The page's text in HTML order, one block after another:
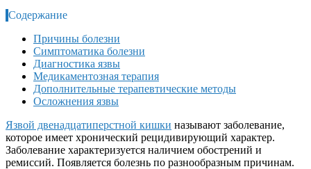
Содержание
Причины болезни
Симптоматика болезни
Диагностика язвы
Медикаментозная терапия
Дополнительные терапевтические методы
Осложнения язвы
Язвой двенадцатиперстной кишки называют заболевание,
которое имеет хронический рецидивирующий характер.
Заболевание характеризуется наличием обострений и
ремиссий. Появляется болезнь по разнообразным причинам.